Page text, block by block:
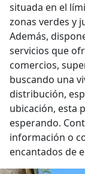
situada en el
zonas verdes y
Además,
servicios que
comercios,
buscando una
distribución,
ubicación, esta
esperando.
información o
encantados de